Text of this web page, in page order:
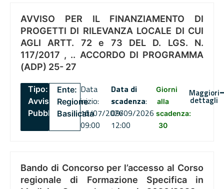
AVVISO PER IL FINANZIAMENTO DI
PROGETTI DI RILEVANZA LOCALE DI CUI
AGLI ARTT. 72 e 73 DEL D. LGS. N.
117/2017 , .. ACCORDO DI PROGRAMMA
(ADP) 25- 27
Tipo:
Avviso
Pubblico
Ente:
Regione
Basilicata
Data
inizio:
16/07/2026
09:00
Data di
scadenza:
09/09/2026
12:00
Giorni
alla
scadenza:
30
Maggiori
dettagli
Bando di Concorso per l’accesso al Corso
regionale di Formazione Specifica in